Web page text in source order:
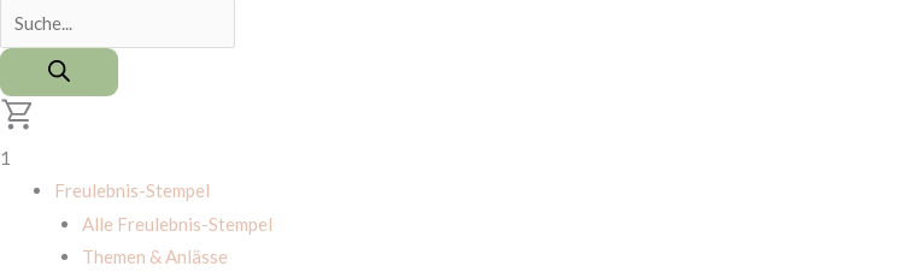
1
Freulebnis-Stempel
Alle Freulebnis-Stempel
Themen & Anlässe